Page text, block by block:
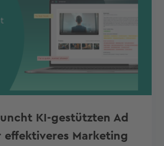
KI-gestützten Ad
Marketing